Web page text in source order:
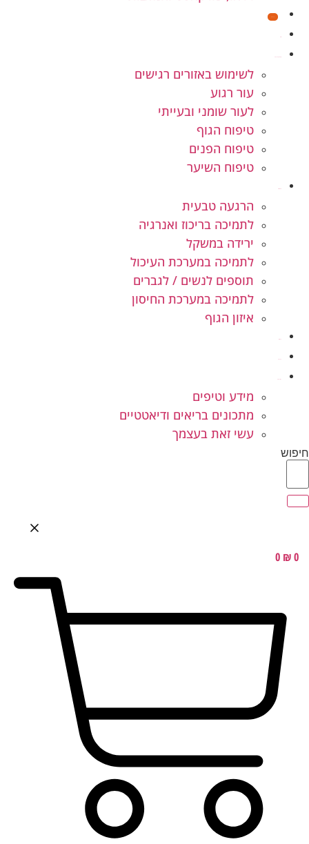
לשימוש באזורים רגישים
עור רגוע
לעור שומני ובעייתי
טיפוח הגוף
טיפוח הפנים
טיפוח השיער
הרגעה טבעית
לתמיכה בריכוז ואנרגיה
ירידה במשקל
לתמיכה במערכת העיכול
תוספים לנשים / לגברים
לתמיכה במערכת החיסון
איזון הגוף
מידע וטיפים
מתכונים בריאים ודיאטטיים
עשי זאת בעצמך
חיפוש
₪0
0